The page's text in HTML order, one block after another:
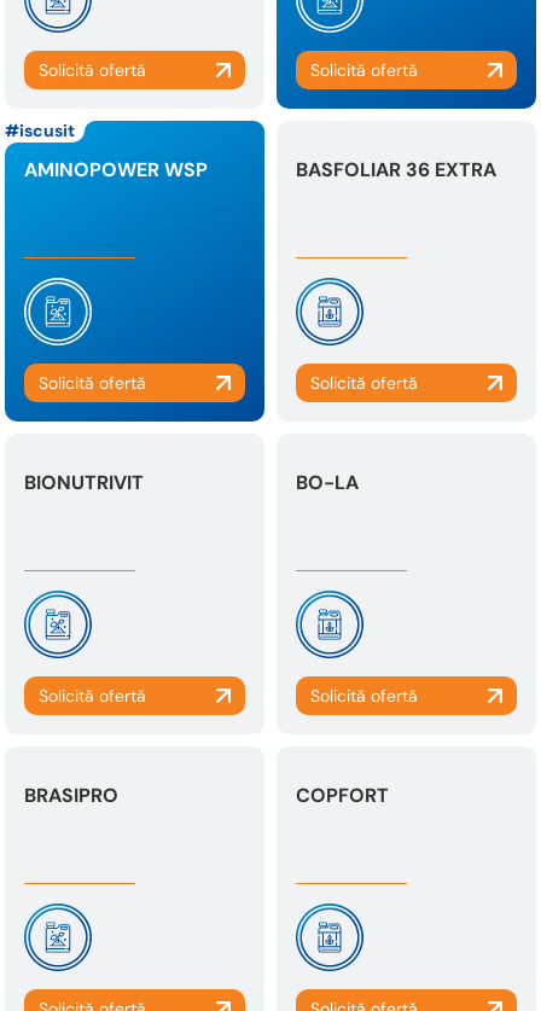
iscusit
AMINOPOWER WSP BASFOLIAR 36 EXTRA
BIONUTRIVIT BO-LA
BRASIPRO COPFORT